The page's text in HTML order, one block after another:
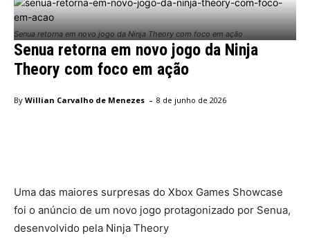
Senua retorna em novo jogo da Ninja Theory com foco em ação
Senua retorna em novo jogo da Ninja
Theory com foco em ação
By Willian Carvalho de Menezes - 8 de junho de 2026
Uma das maiores surpresas do Xbox Games Showcase
foi o anúncio de um novo jogo protagonizado por Senua,
desenvolvido pela Ninja Theory